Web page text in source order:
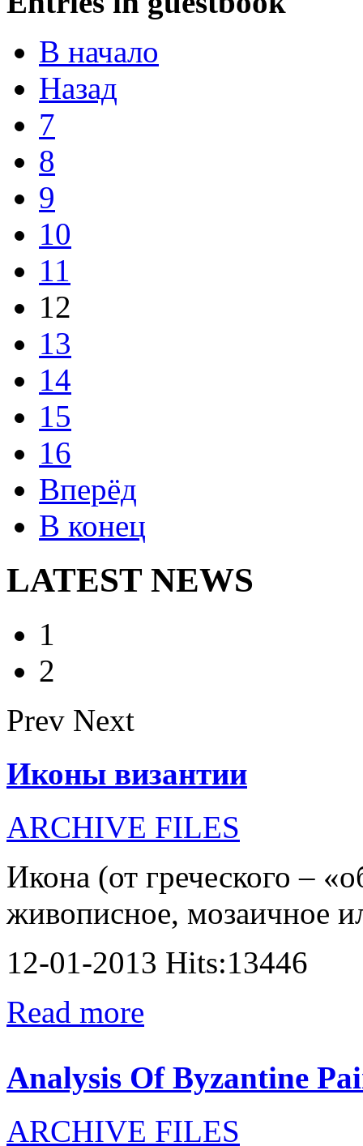
В начало
Назад
7
8
9
10
11
12
13
14
15
16
Вперёд
В конец
LATEST NEWS
1
2
Prev Next
Иконы византии
ARCHIVE FILES
Икона (от греческого –
живописное, мозаичное
12-01-2013 Hits:13446
Read more
Analysis Of Byzantine
ARCHIVE FILES